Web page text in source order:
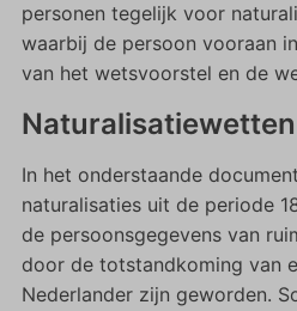
personen tegelijk voor
waarbij de persoon vooraan
van het wetsvoorstel en de
Naturalisatiewetten
In het onderstaande
naturalisaties uit de periode
de persoonsgegevens van
door de totstandkoming van
Nederlander zijn geworden.